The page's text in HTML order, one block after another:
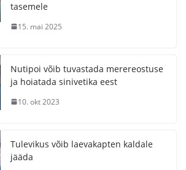
tasemele
15. mai 2025
Nutipoi võib tuvastada merereostuse
ja hoiatada sinivetika eest
10. okt 2023
Tulevikus võib laevakapten kaldale
jääda